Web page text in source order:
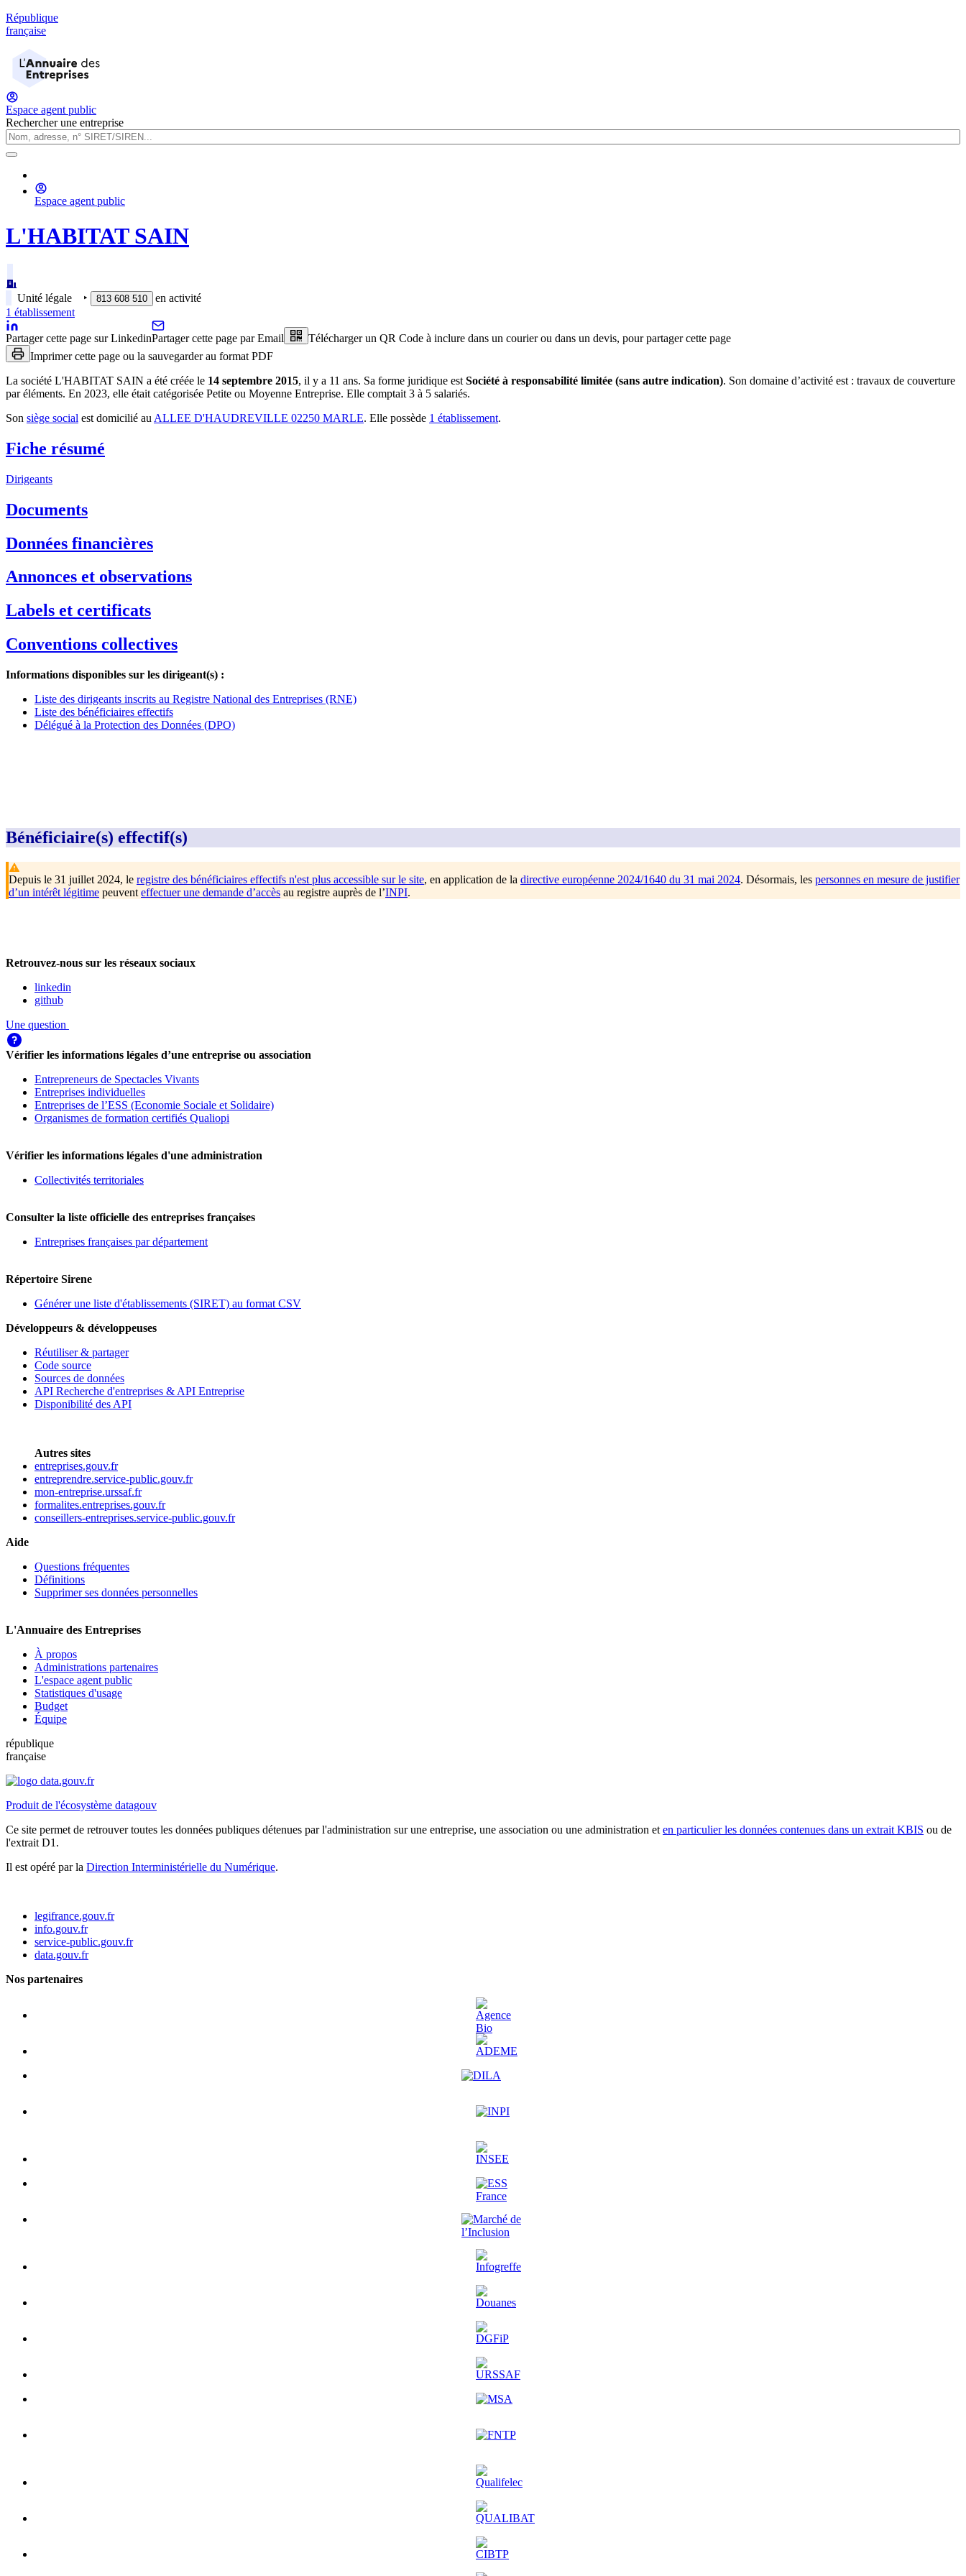
République
française
Espace agent public
Rechercher une entreprise
Espace agent public
L'HABITAT SAIN
Unité légale ‣ 813 608 510
en activité
1 établissement
Partager cette page sur LinkedinPartager cette page par Email
Télécharger un QR Code à inclure dans un courier ou dans un devis, pour partager cette page
Imprimer cette page ou la sauvegarder au format PDF
La société L'HABITAT SAIN a été créée le 14 septembre 2015, il y a 11 ans. Sa forme juridique est Société à responsabilité limitée (sans autre indication). Son domaine d’activité est : travaux de couverture
par éléments. En 2023, elle était catégorisée Petite ou Moyenne Entreprise. Elle comptait 3 à 5 salariés.
Son siège social est domicilié au ALLEE D'HAUDREVILLE 02250 MARLE. Elle possède 1 établissement.
Fiche résumé
Dirigeants
Documents
Données financières
Annonces et observations
Labels et certificats
Conventions collectives
Informations disponibles sur les dirigeant(s) :
Liste des dirigeants inscrits au Registre National des Entreprises (RNE)
Liste des bénéficiaires effectifs
Délégué à la Protection des Données (DPO)
Bénéficiaire(s) effectif(s)
Depuis le 31 juillet 2024, le registre des bénéficiaires effectifs n'est plus accessible sur le site, en application de la directive européenne 2024/1640 du 31 mai 2024. Désormais, les personnes en mesure de justifier
d’un intérêt légitime peuvent effectuer une demande d’accès au registre auprès de l’INPI.
Retrouvez-nous sur les réseaux sociaux
linkedin
github
Une question
Vérifier les informations légales d’une entreprise ou association
Entrepreneurs de Spectacles Vivants
Entreprises individuelles
Entreprises de l’ESS (Economie Sociale et Solidaire)
Organismes de formation certifiés Qualiopi
Vérifier les informations légales d'une administration
Collectivités territoriales
Consulter la liste officielle des entreprises françaises
Entreprises françaises par département
Répertoire Sirene
Générer une liste d'établissements (SIRET) au format CSV
Développeurs & développeuses
Réutiliser & partager
Code source
Sources de données
API Recherche d'entreprises & API Entreprise
Disponibilité des API
Autres sites
entreprises.gouv.fr
entreprendre.service-public.gouv.fr
mon-entreprise.urssaf.fr
formalites.entreprises.gouv.fr
conseillers-entreprises.service-public.gouv.fr
Aide
Questions fréquentes
Définitions
Supprimer ses données personnelles
L'Annuaire des Entreprises
À propos
Administrations partenaires
L'espace agent public
Statistiques d'usage
Budget
Équipe
république
française
Produit de l'écosystème datagouv
Ce site permet de retrouver toutes les données publiques détenues par l'administration sur une entreprise, une association ou une administration et en particulier les données contenues dans un extrait KBIS ou de
l'extrait D1.
Il est opéré par la Direction Interministérielle du Numérique.
legifrance.gouv.fr
info.gouv.fr
service-public.gouv.fr
data.gouv.fr
Nos partenaires